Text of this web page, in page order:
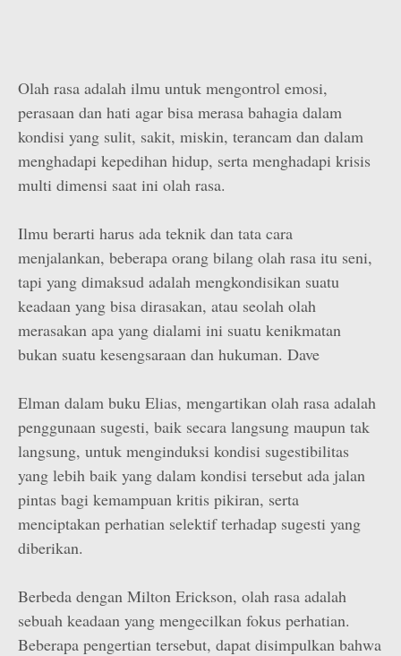
Olah rasa adalah ilmu untuk mengontrol emosi,
perasaan dan hati agar bisa merasa bahagia dalam
kondisi yang sulit, sakit, miskin, terancam dan dalam
menghadapi kepedihan hidup, serta menghadapi krisis
multi dimensi saat ini olah rasa.
Ilmu berarti harus ada teknik dan tata cara
menjalankan, beberapa orang bilang olah rasa itu seni,
tapi yang dimaksud adalah mengkondisikan suatu
keadaan yang bisa dirasakan, atau seolah olah
merasakan apa yang dialami ini suatu kenikmatan
bukan suatu kesengsaraan dan hukuman. Dave
Elman dalam buku Elias, mengartikan olah rasa adalah
penggunaan sugesti, baik secara langsung maupun tak
langsung, untuk menginduksi kondisi sugestibilitas
yang lebih baik yang dalam kondisi tersebut ada jalan
pintas bagi kemampuan kritis pikiran, serta
menciptakan perhatian selektif terhadap sugesti yang
diberikan.
Berbeda dengan Milton Erickson, olah rasa adalah
sebuah keadaan yang mengecilkan fokus perhatian.
Beberapa pengertian tersebut, dapat disimpulkan bahwa